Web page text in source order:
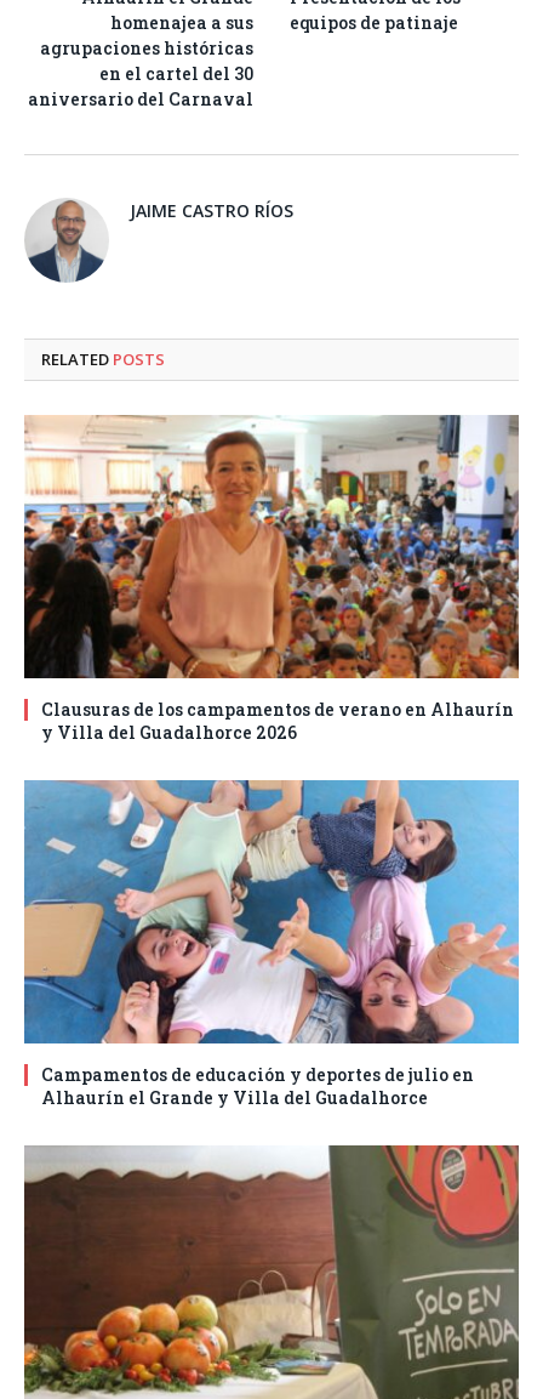
homenajea a sus
agrupaciones históricas
en el cartel del 30
aniversario del Carnaval
equipos de patinaje
JAIME CASTRO RÍOS
RELATED POSTS
Clausuras de los campamentos de verano en Alhaurín
y Villa del Guadalhorce 2026
Campamentos de educación y deportes de julio en
Alhaurín el Grande y Villa del Guadalhorce